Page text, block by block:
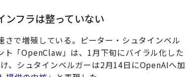
ンフラは整っていない
で増殖している。ピーター・シュタインベル
ト「OpenClaw」は、1月下旬にバイラル化した
、シュタインベルガーは2月14日にOpenAIへ加